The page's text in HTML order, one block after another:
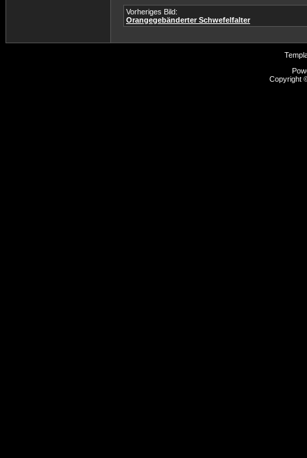
Vorheriges Bild:
Orangegebänderter Schwefelfalter
Copyright